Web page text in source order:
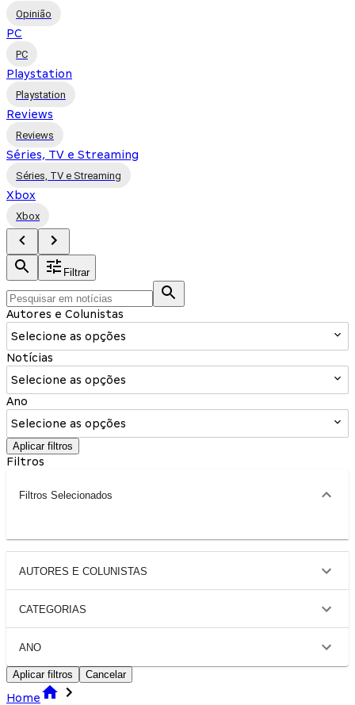
Opinião
PC
PC
Playstation
Playstation
Reviews
Reviews
Séries, TV e Streaming
Séries, TV e Streaming
Xbox
Xbox
Filtrar
Autores e Colunistas
Selecione as opções
Notícias
Selecione as opções
Ano
Selecione as opções
Aplicar filtros
Filtros
Filtros Selecionados
AUTORES E COLUNISTAS
CATEGORIAS
ANO
Aplicar filtros Cancelar
Home